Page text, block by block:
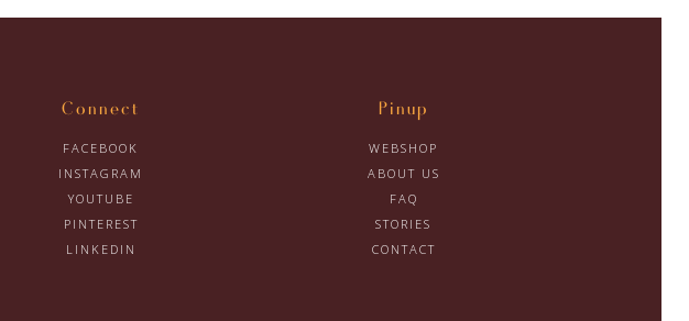
Connect
FACEBOOK
INSTAGRAM
YOUTUBE
PINTEREST
LINKEDIN
Pinup
WEBSHOP
ABOUT US
FAQ
STORIES
CONTACT